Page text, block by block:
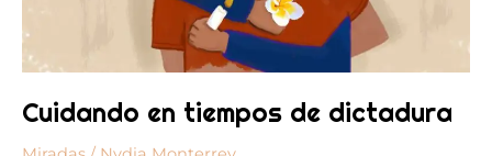
Cuidando en tiempos de dictadura